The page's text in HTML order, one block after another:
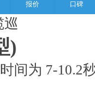
报价 口碑
巡
)
间为 7-10.2